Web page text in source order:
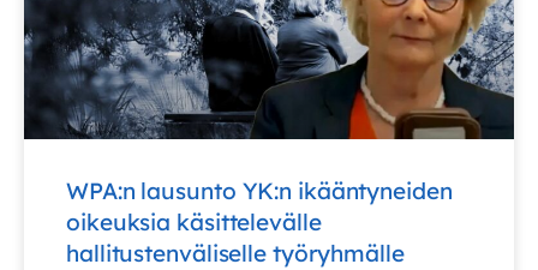
WPA:n lausunto YK:n ikääntyneiden
oikeuksia käsittelevälle
hallitustenväliselle työryhmälle